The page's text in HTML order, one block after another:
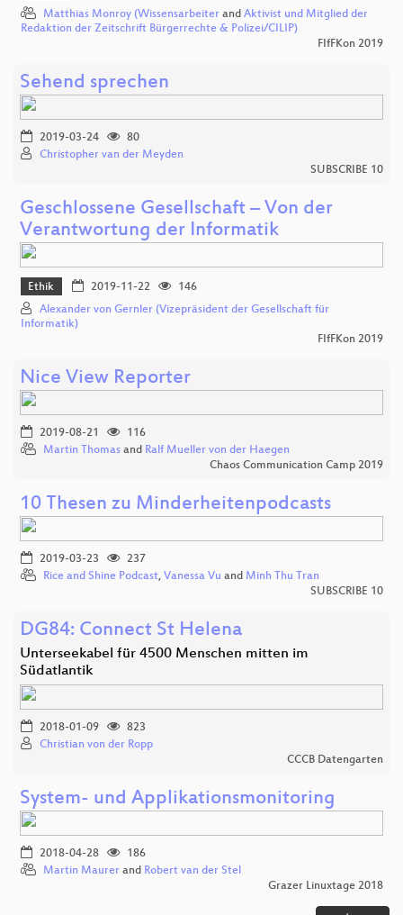
Matthias Monroy (Wissensarbeiter and Aktivist und Mitglied der
Redaktion der Zeitschrift Bürgerrechte & Polizei/CILIP)
FIfFKon 2019
Sehend sprechen
2019-03-24
80
Christopher van der Meyden
SUBSCRIBE 10
Geschlossene Gesellschaft – Von der
Verantwortung der Informatik
Ethik 2019-11-22
146
Alexander von Gernler (Vizepräsident der Gesellschaft für
Informatik)
FIfFKon 2019
Nice View Reporter
2019-08-21
116
Martin Thomas and Ralf Mueller von der Haegen
Chaos Communication Camp 2019
10 Thesen zu Minderheitenpodcasts
2019-03-23
237
Rice and Shine Podcast, Vanessa Vu and Minh Thu Tran
SUBSCRIBE 10
DG84: Connect St Helena
Unterseekabel für 4500 Menschen mitten im
Südatlantik
2018-01-09
823
Christian von der Ropp
CCCB Datengarten
System- und Applikationsmonitoring
2018-04-28
186
Martin Maurer and Robert van der Stel
Grazer Linuxtage 2018